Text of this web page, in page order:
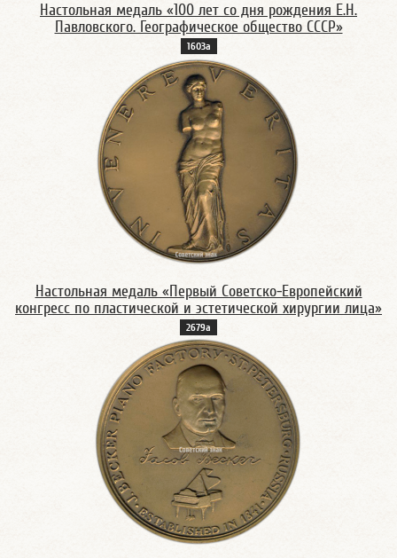
Настольная медаль «100 лет со дня рождения Е.Н.
Павловского. Географическое общество СССР»
1603а
Настольная медаль «Первый Советско-Европейский
конгресс по пластической и эстетической хирургии лица»
2679а